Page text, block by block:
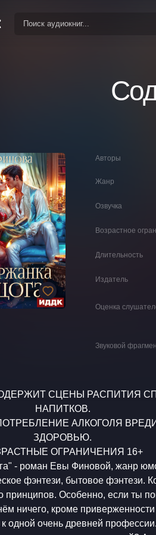
Авторы
Жанр
Озвучка
Возрастное
Длительность
Издатель
Оценка
Звуковой
СЦЕНЫ РАСПИТИЯ
НАПИТКОВ.
АЛКОГОЛЯ
ЗДОРОВЬЮ.
ОГРАНИЧЕНИЯ 16+
- роман Евы Финовой, жанр
фэнтези, бытовое фэнтези.
принципов. Особенно, если ты
ничего, кроме
одной очень древней